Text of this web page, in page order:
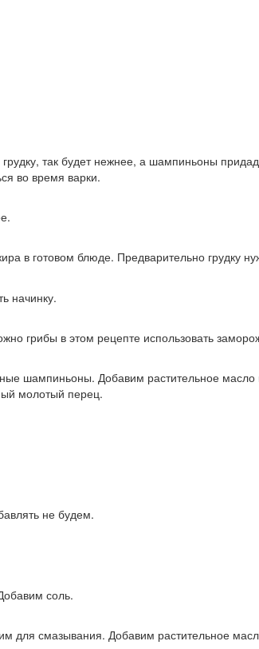
так будет нежнее, а шампиньоны
во время варки.
в готовом блюде. Предварительно грудку
начинку.
грибы в этом рецепте использовать
шампиньоны. Добавим растительное масло
молотый перец.
не будем.
соль.
для смазывания. Добавим растительное